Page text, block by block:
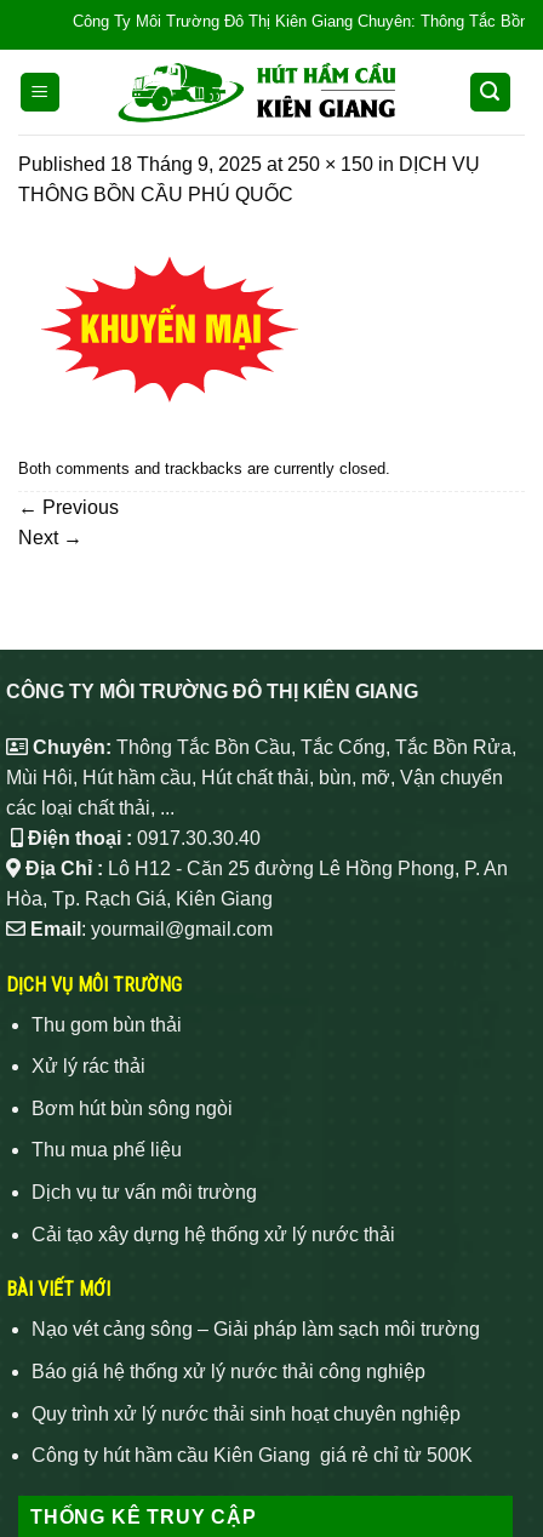
content
Công Ty Môi Trường Đô Thị Kiên Giang Chuyên: Thông Tắc Bồn
Published 18 Tháng 9, 2025 at 250 × 150 in DỊCH VỤ
THÔNG BỒN CẦU PHÚ QUỐC
Both comments and trackbacks are currently closed.
← Previous
Next →
CÔNG TY MÔI TRƯỜNG ĐÔ THỊ KIÊN GIANG
Chuyên: Thông Tắc Bồn Cầu, Tắc Cống, Tắc Bồn Rửa,
Mùi Hôi, Hút hầm cầu, Hút chất thải, bùn, mỡ, Vận chuyển
các loại chất thải, ...
Điện thoại : 0917.30.30.40
Địa Chỉ : Lô H12 - Căn 25 đường Lê Hồng Phong, P. An
Hòa, Tp. Rạch Giá, Kiên Giang
Email : yourmail@gmail.com
DỊCH VỤ MÔI TRƯỜNG
Thu gom bùn thải
Xử lý rác thải
Bơm hút bùn sông ngòi
Thu mua phế liệu
Dịch vụ tư vấn môi trường
Cải tạo xây dựng hệ thống xử lý nước thải
BÀI VIẾT MỚI
Nạo vét cảng sông – Giải pháp làm sạch môi trường
Báo giá hệ thống xử lý nước thải công nghiệp
Quy trình xử lý nước thải sinh hoạt chuyên nghiệp
Công ty hút hầm cầu Kiên Giang giá rẻ chỉ từ 500K
THỐNG KÊ TRUY CẬP